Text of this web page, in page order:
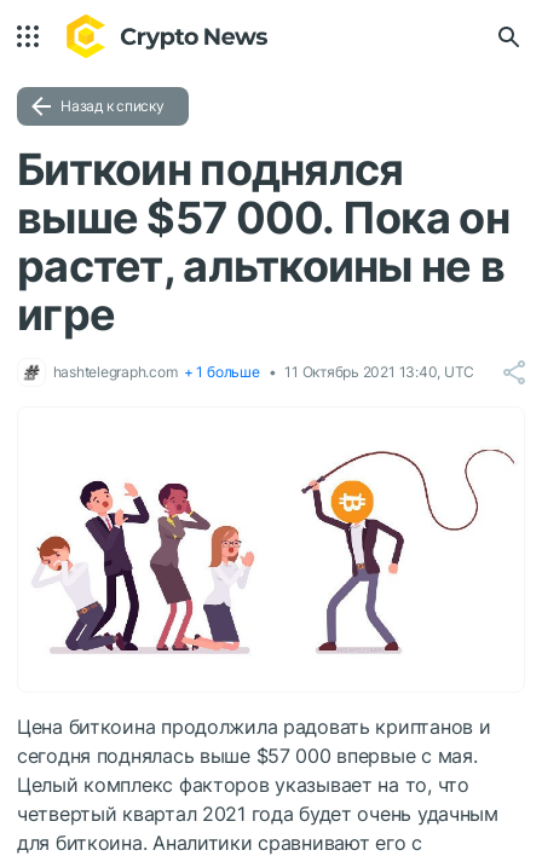
Назад к списку
Биткоин поднялся
выше $57 000. Пока он
растет, альткоины не в
игре
hashtelegraph.com + 1 больше 11 Октябрь 2021 13:40, UTC
Цена биткоина продолжила радовать криптанов и
сегодня поднялась выше $57 000 впервые с мая.
Целый комплекс факторов указывает на то, что
четвертый квартал 2021 года будет очень удачным
для биткоина. Аналитики сравнивают его с